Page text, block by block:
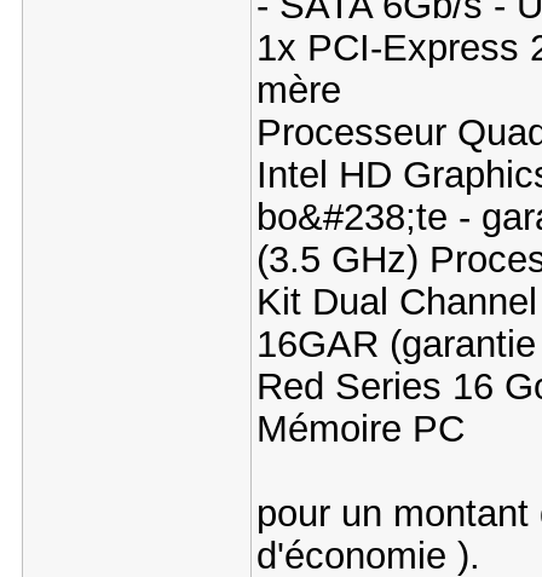
1x PCI-Express
mère
Processeur
Intel HD
bo&#238;te -
(3.5 GHz)
Kit Dual
16GAR
Red Series 16
Mémoire PC
pour un
d'économie ).